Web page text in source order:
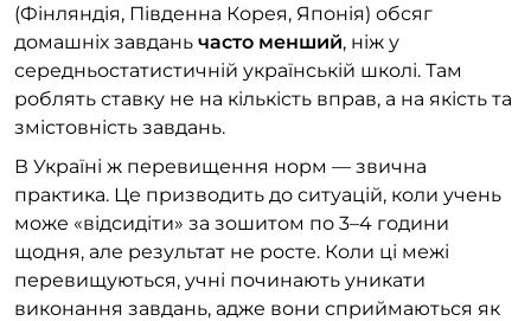
(Фінляндія, Південна Корея, Японія) обсяг
домашніх завдань часто менший, ніж у
середньостатистичній українській школі. Там
роблять ставку не на кількість вправ, а на якість та
змістовність завдань.
В Україні ж перевищення норм — звична
практика. Це призводить до ситуацій, коли учень
може «відсидіти» за зошитом по 3–4 години
щодня, але результат не росте. Коли ці межі
перевищуються, учні починають уникати
виконання завдань, адже вони сприймаються як